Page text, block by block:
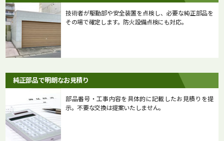
技術者が駆動部や安全装置を点検し、必要な純正部品を
その場で確定します。防火設備点検にも対応。
純正部品で明朗なお見積り
部品番号・工事内容を具体的に記載したお見積りを提
示。不要な交換は提案いたしません。